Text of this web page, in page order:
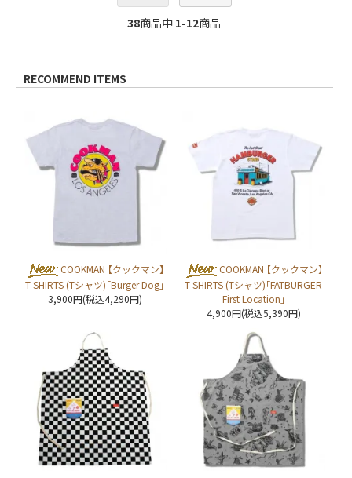
38商品中 1-12商品
RECOMMEND ITEMS
COOKMAN 【クックマン】
T-SHIRTS (Tシャツ)「Burger Dog」
3,900円(税込4,290円)
COOKMAN 【クックマン】
T-SHIRTS (Tシャツ)「FATBURGER
First Location」
4,900円(税込5,390円)